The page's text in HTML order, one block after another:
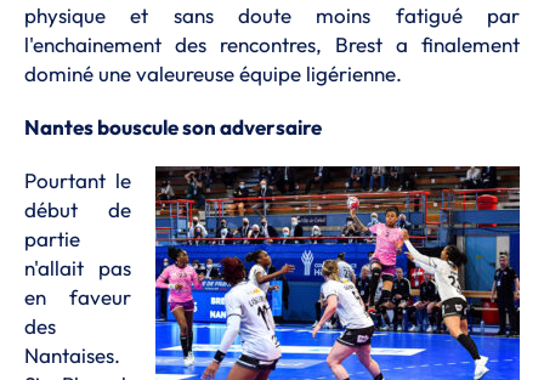
physique et sans doute moins fatigué par
l'enchainement des rencontres, Brest a finalement
dominé une valeureuse équipe ligérienne.
Nantes bouscule son adversaire
Pourtant le
début de
partie
n'allait pas
en faveur
des
Nantaises.